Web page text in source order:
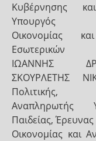
Κυβέρνησης
Υπουργός
Οικονομίας
Εσωτερικών
ΙΩΑΝΝΗΣ
ΣΚΟΥΡΛΕΤΗΣ
Πολιτικής,
Αναπληρωτής
Παιδείας, Έρευνας
Οικονομίας και